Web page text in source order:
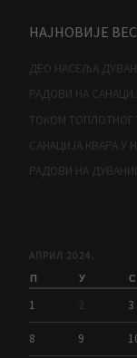
НАЈНОВИЈЕ
ДЕО НАСЕЉА
РАДОВИ НА
ТОКОМ ТОПЛОТНОГ
САНАЦИЈА КВАРА У
РАДОВИ НА
АПРИЛ 2024.
П У С
1 2 3
8 9